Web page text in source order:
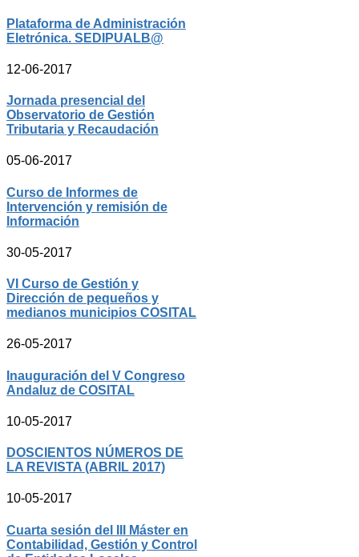
Plataforma de Administración
Eletrónica. SEDIPUALB@
12-06-2017
Jornada presencial del
Observatorio de Gestión
Tributaria y Recaudación
05-06-2017
Curso de Informes de
Intervención y remisión de
Información
30-05-2017
VI Curso de Gestión y
Dirección de pequeños y
medianos municipios COSITAL
26-05-2017
Inauguración del V Congreso
Andaluz de COSITAL
10-05-2017
DOSCIENTOS NÚMEROS DE
LA REVISTA (ABRIL 2017)
10-05-2017
Cuarta sesión del III Máster en
Contabilidad, Gestión y Control